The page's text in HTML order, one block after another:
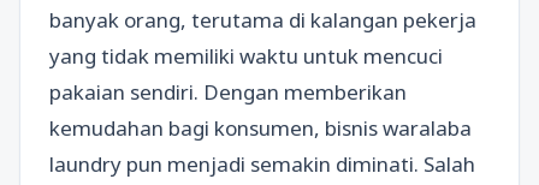
banyak orang, terutama di kalangan pekerja
yang tidak memiliki waktu untuk mencuci
pakaian sendiri. Dengan memberikan
kemudahan bagi konsumen, bisnis waralaba
laundry pun menjadi semakin diminati. Salah